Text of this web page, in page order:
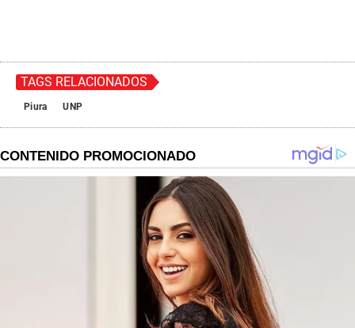
TAGS RELACIONADOS
Piura UNP